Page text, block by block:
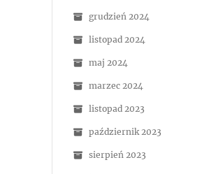
grudzień 2024
listopad 2024
maj 2024
marzec 2024
listopad 2023
październik 2023
sierpień 2023